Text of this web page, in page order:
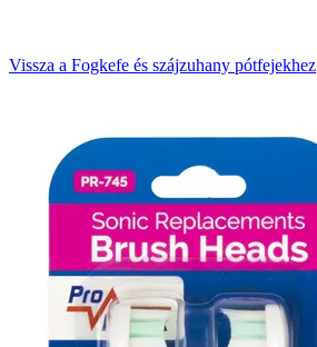
Vissza a Fogkefe és szájzuhany pótfejekhez